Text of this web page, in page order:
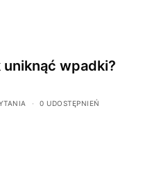
uniknąć wpadki?
0 UDOSTĘPNIEŃ